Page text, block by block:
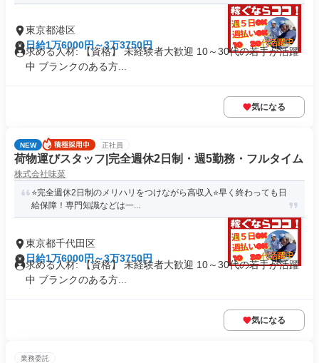
東京都港区
日給1万6000円～3万3750円
求める人材: 【資格】 未経験者大歓迎 10～30代の若手が活躍
中 ブランクのある方...
気になる
NEW 正社員
荷物運びスタッフ|完全週休2日制・週5勤務・フルタイム
株式会社味菜
⭐️完全週休2日制のメリハリをつけながら高収入⭐️早く終わっても日
給保障！専門知識などは一...
東京都千代田区
日給1万6000円～3万3750円
求める人材: 【資格】 未経験者大歓迎 10～30代の若手が活躍
中 ブランクのある方...
気になる
業務委託